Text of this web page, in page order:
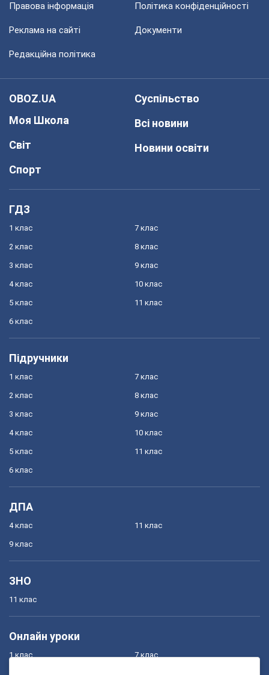
Правова інформація Політика конфіденційності
Реклама на сайті Документи
Редакційна політика
OBOZ.UA
Моя Школа
Світ
Спорт
Суспільство
Всі новини
Новини освіти
ГДЗ
1 клас
2 клас
3 клас
4 клас
5 клас
6 клас
7 клас
8 клас
9 клас
10 клас
11 клас
Підручники
1 клас
2 клас
3 клас
4 клас
5 клас
6 клас
7 клас
8 клас
9 клас
10 клас
11 клас
ДПА
4 клас
9 клас
11 клас
ЗНО
11 клас
Онлайн уроки
1 клас 7 клас